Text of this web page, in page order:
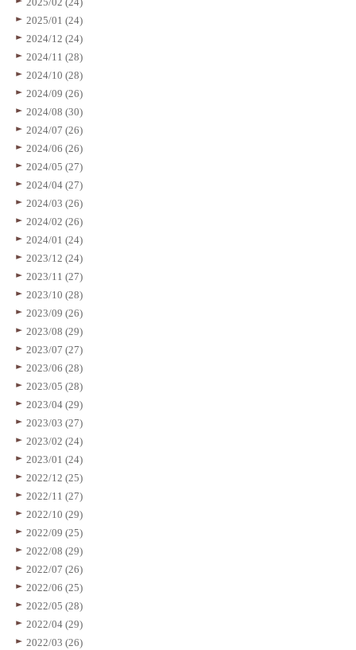
2025/01 (24)
2024/12 (24)
2024/11 (28)
2024/10 (28)
2024/09 (26)
2024/08 (30)
2024/07 (26)
2024/06 (26)
2024/05 (27)
2024/04 (27)
2024/03 (26)
2024/02 (26)
2024/01 (24)
2023/12 (24)
2023/11 (27)
2023/10 (28)
2023/09 (26)
2023/08 (29)
2023/07 (27)
2023/06 (28)
2023/05 (28)
2023/04 (29)
2023/03 (27)
2023/02 (24)
2023/01 (24)
2022/12 (25)
2022/11 (27)
2022/10 (29)
2022/09 (25)
2022/08 (29)
2022/07 (26)
2022/06 (25)
2022/05 (28)
2022/04 (29)
2022/03 (26)